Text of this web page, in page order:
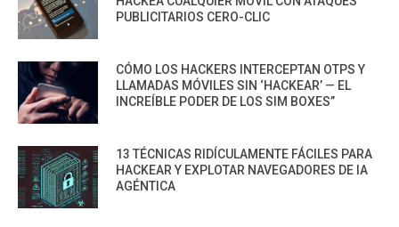
PUBLICITARIOS CERO-CLIC
CÓMO LOS HACKERS INTERCEPTAN OTPS Y
LLAMADAS MÓVILES SIN ‘HACKEAR’ — EL
INCREÍBLE PODER DE LOS SIM BOXES”
13 TÉCNICAS RIDÍCULAMENTE FÁCILES PARA
HACKEAR Y EXPLOTAR NAVEGADORES DE IA
AGÉNTICA